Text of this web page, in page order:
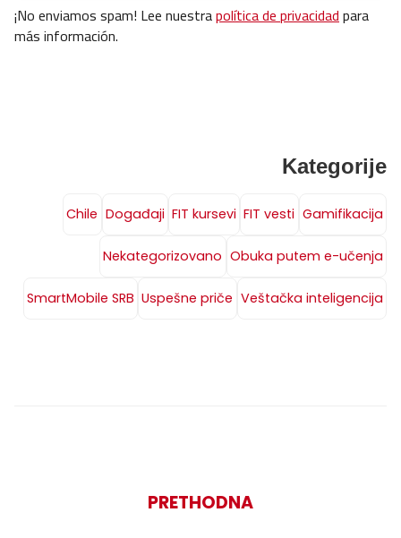
¡No enviamos spam! Lee nuestrapolítica de privacidadpara
más información.
Kategorije
Chile Događaji FIT kursevi FIT vesti Gamifikacija
Nekategorizovano Obuka putem e-učenja
SmartMobile SRB Uspešne priče Veštačka inteligencija
PRETHODNA